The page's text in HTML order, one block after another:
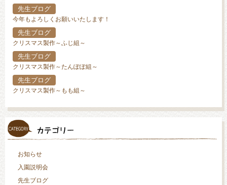
先生ブログ
今年もよろしくお願いいたします！
先生ブログ
クリスマス製作～ふじ組～
先生ブログ
クリスマス製作～たんぽぽ組～
先生ブログ
クリスマス製作～もも組～
お知らせ
入園説明会
先生ブログ